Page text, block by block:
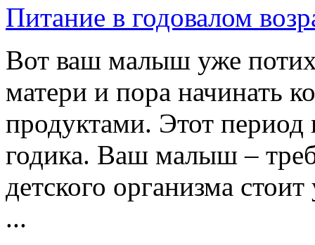
Питание в годовалом
Вот ваш малыш уже
матери и пора начинать
продуктами. Этот период
годика. Ваш малыш –
детского организма
...